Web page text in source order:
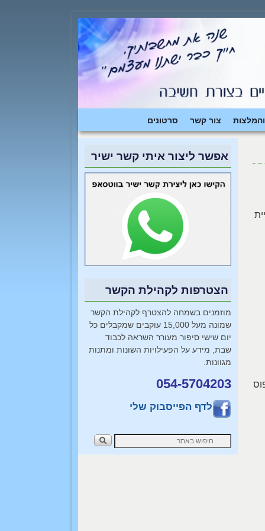
צור קשר סרטונים
אפשר ליצור איתי קשר ישיר
הצטרפות לקהילת הקשר
מוזמנים בשמחה להצטרף לקהילת הקשר
שמונה מעל 15,000 עוקבים שמקבלים כל
יום שישי סיפור מעורר השראה לכבוד
שבת, מידע על הפעילויות השונות ומתנות
מגוונות.
054-5704203
לדף הפייסבוק שלי